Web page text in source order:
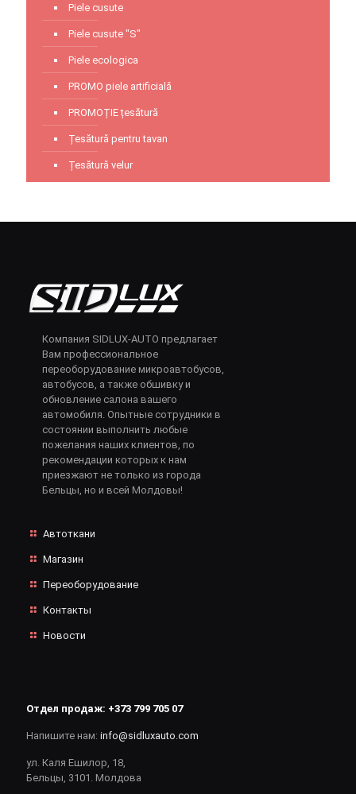
Piele cusute
Piele cusute "S"
Piele ecologica
PROMO piele artificială
PROMOȚIE țesătură
Țesătură pentru tavan
Țesătură velur
Компания SIDLUX-AUTO предлагает
Вам профессиональное
переоборудование микроавтобусов,
автобусов, а также обшивку и
обновление салона вашего
автомобиля. Опытные сотрудники в
состоянии выполнить любые
пожелания наших клиентов, по
рекомендации которых к нам
приезжают не только из города
Бельцы, но и всей Молдовы!
Автоткани
Магазин
Переоборудование
Контакты
Новости
Отдел продаж: +373 799 705 07
Напишите нам: info@sidluxauto.com
ул. Каля Ешилор, 18,
Бельцы, 3101. Молдова